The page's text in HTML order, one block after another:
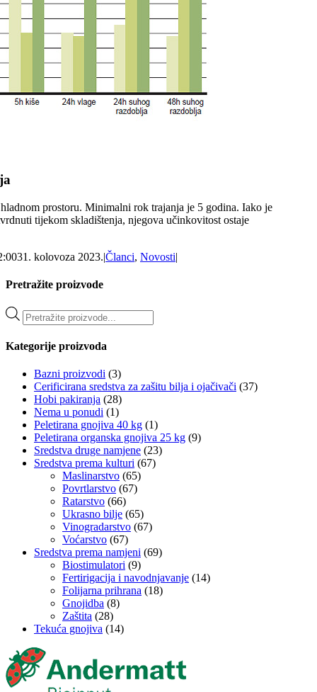
prostoru. Minimalni rok trajanja je 5 godina. Iako je
tijekom skladištenja, njegova učinkovitost ostaje
31. kolovoza 2023.|Članci, Novosti|
Pretražite proizvode
Products
search
Kategorije proizvoda
Bazni proizvodi (3)
Cerificirana sredstva za zašitu bilja i ojačivači (37)
Hobi pakiranja (28)
Nema u ponudi (1)
Peletirana gnojiva 40 kg (1)
Peletirana organska gnojiva 25 kg (9)
Sredstva druge namjene (23)
Sredstva prema kulturi (67)
Maslinarstvo (65)
Povrtlarstvo (67)
Ratarstvo (66)
Ukrasno bilje (65)
Vinogradarstvo (67)
Voćarstvo (67)
Sredstva prema namjeni (69)
Biostimulatori (9)
Fertirigacija i navodnjavanje (14)
Folijarna prihrana (18)
Gnojidba (8)
Zaštita (28)
Tekuća gnojiva (14)